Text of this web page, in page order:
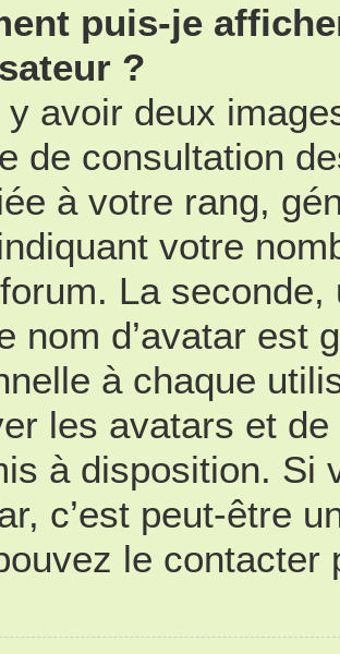
puis-je
?
y avoir deux
de consultation
à votre rang,
votre
La
nom d’avatar est
à chaque
les avatars et
à disposition. Si
c’est peut-être
le contacter